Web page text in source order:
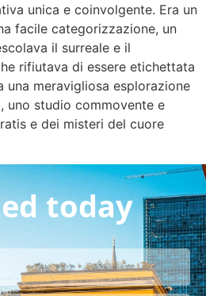
unica e coinvolgente. Era un
facile categorizzazione, un
il surreale e il
rifiutava di essere etichettata
meravigliosa esplorazione
uno studio commovente e
e dei misteri del cuore
today